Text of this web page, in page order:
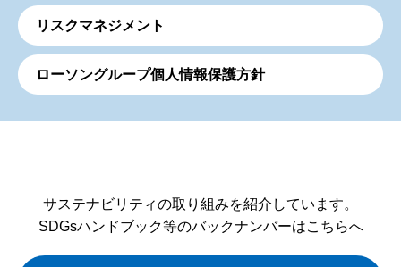
リスクマネジメント
ローソングループ個人情報保護方針
サステナビリティの取り組みを紹介しています。
SDGsハンドブック等のバックナンバーはこちらへ